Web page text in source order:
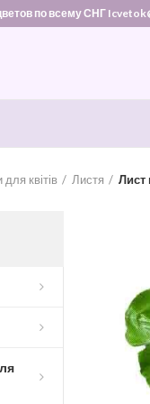
по всему СНГ
квітів Листя Лист